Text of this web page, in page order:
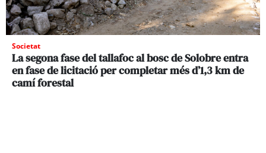
Societat
La segona fase del tallafoc al bosc de Solobre entra
en fase de licitació per completar més d’1,3 km de
camí forestal